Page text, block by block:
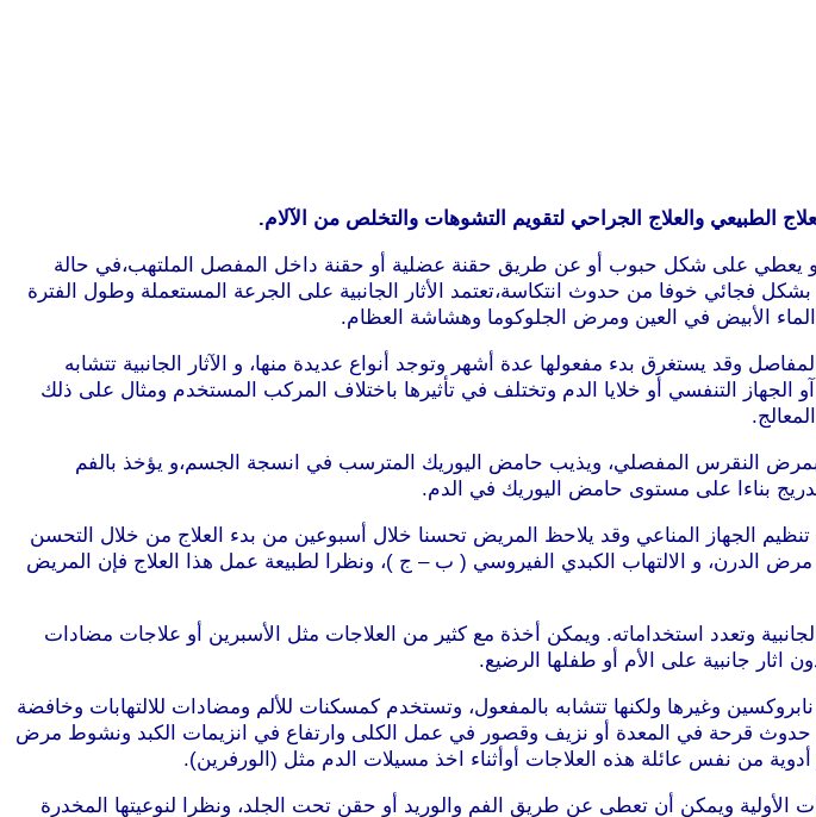
الطبيعي والعلاج الجراحي لتقويم التشوهات والتخلص من الآلام.
يعطي على شكل حبوب أو عن طريق حقنة عضلية أو حقنة داخل المفصل الملتهب،في حالة
فجائي خوفا من حدوث انتكاسة،تعتمد الأثار الجانبية على الجرعة المستعملة وطول الفترة
الأبيض في العين ومرض الجلوكوما وهشاشة العظام.
وقد يستغرق بدء مفعولها عدة أشهر وتوجد أنواع عديدة منها، و الآثار الجانبية تتشابه
الجهاز التنفسي أو خلايا الدم وتختلف في تأثيرها باختلاف المركب المستخدم ومثال على ذلك
النقرس المفصلي، ويذيب حامض اليوريك المترسب في انسجة الجسم،و يؤخذ بالفم
بناءا على مستوى حامض اليوريك في الدم.
تنظيم الجهاز المناعي وقد يلاحظ المريض تحسنا خلال أسبوعين من بدء العلاج من خلال التحسن
مرض الدرن، و الالتهاب الكبدي الفيروسي ( ب – ج )، ونظرا لطبيعة عمل هذا العلاج فإن المريض
وتعدد استخداماته. ويمكن أخذة مع كثير من العلاجات مثل الأسبرين أو علاجات مضادات
اثار جانبية على الأم أو طفلها الرضيع.
نابروكسين وغيرها ولكنها تتشابه بالمفعول، وتستخدم كمسكنات للألم ومضادات للالتهابات وخافضة
في حدوث قرحة في المعدة أو نزيف وقصور في عمل الكلى وارتفاع في انزيمات الكبد ونشوط مرض
من نفس عائلة هذه العلاجات أوأثناء اخذ مسيلات الدم مثل (الورفرين).
الأولية ويمكن أن تعطى عن طريق الفم والوريد أو حقن تحت الجلد، ونظرا لنوعيتها المخدرة